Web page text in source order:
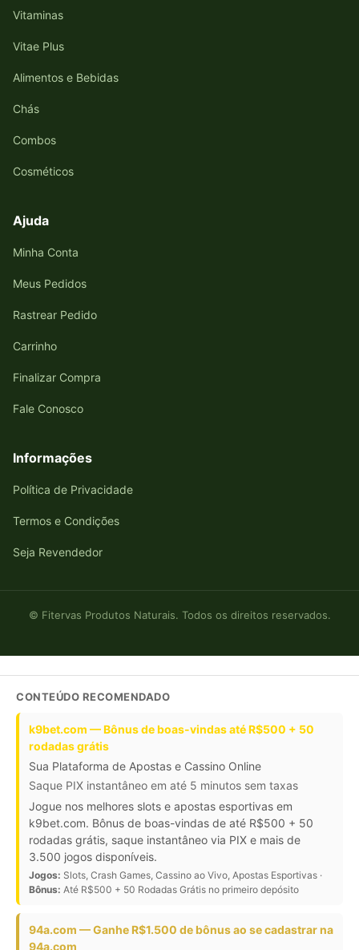
Vitaminas
Vitae Plus
Alimentos e Bebidas
Chás
Combos
Cosméticos
Ajuda
Minha Conta
Meus Pedidos
Rastrear Pedido
Carrinho
Finalizar Compra
Fale Conosco
Informações
Política de Privacidade
Termos e Condições
Seja Revendedor
© Fitervas Produtos Naturais. Todos os direitos reservados.
CONTEÚDO RECOMENDADO
k9bet.com — Bônus de boas-vindas até R$500 + 50
rodadas grátis
Sua Plataforma de Apostas e Cassino Online
Saque PIX instantâneo em até 5 minutos sem taxas
Jogue nos melhores slots e apostas esportivas em
k9bet.com. Bônus de boas-vindas de até R$500 + 50
rodadas grátis, saque instantâneo via PIX e mais de
3.500 jogos disponíveis.
Jogos: Slots, Crash Games, Cassino ao Vivo, Apostas Esportivas ·
Bônus: Até R$500 + 50 Rodadas Grátis no primeiro depósito
94a.com — Ganhe R$1.500 de bônus ao se cadastrar na
94a.com